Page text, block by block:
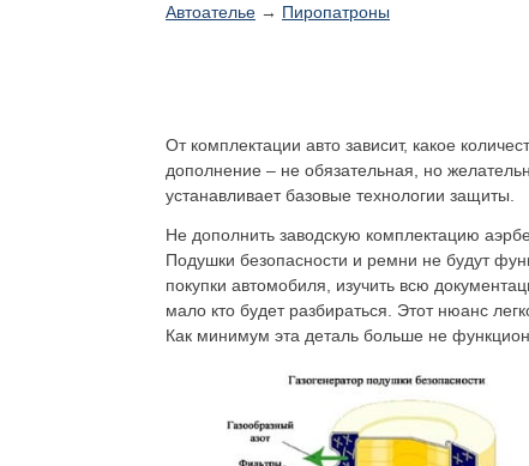
Автоателье → Пиропатроны
От комплектации авто зависит, какое
дополнение – не обязательная, но
устанавливает базовые технологии защиты.
Не дополнить заводскую комплектацию
Подушки безопасности и ремни не будут
покупки автомобиля, изучить всю
мало кто будет разбираться. Этот нюанс
Как минимум эта деталь больше не